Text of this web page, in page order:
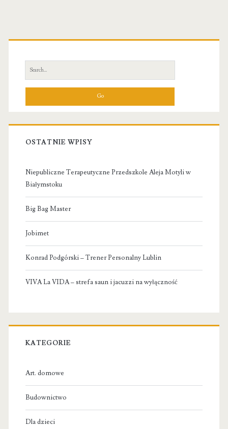
Primary
Sidebar
Search
for:
OSTATNIE WPISY
Niepubliczne Terapeutyczne Przedszkole Aleja Motyli w
Białymstoku
Big Bag Master
Jobimet
Konrad Podgórski – Trener Personalny Lublin
VIVA La VIDA – strefa saun i jacuzzi na wyłączność
KATEGORIE
Art. domowe
Budownictwo
Dla dzieci